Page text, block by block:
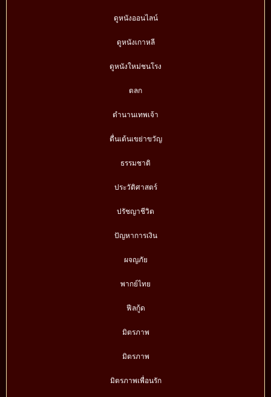
ดูหนังออนไลน์
ดูหนังเกาหลี
ดูหนังใหม่ชนโรง
ตลก
ตำนานเทพเจ้า
ตื่นเต้นเขย่าขวัญ
ธรรมชาติ
ประวัติศาสตร์
ปรัชญาชีวิต
ปัญหาการเงิน
ผจญภัย
พากย์ไทย
ฟีลกู้ด
มิตรภาพ
มิตรภาพ
มิตรภาพเพื่อนรัก